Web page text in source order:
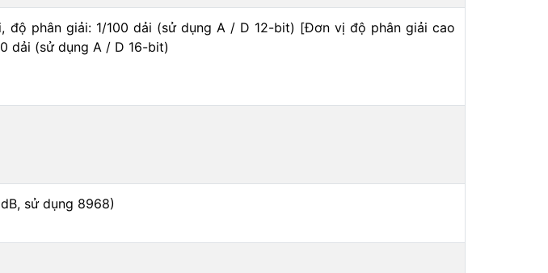
phân giải: 1/100 dải (sử dụng A / D 12-bit) [Đơn vị độ phân giải cao
dải (sử dụng A / D 16-bit)
sử dụng 8968)